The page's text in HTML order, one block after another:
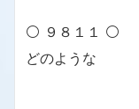
⚪ ９８１１ ⚪
どのような